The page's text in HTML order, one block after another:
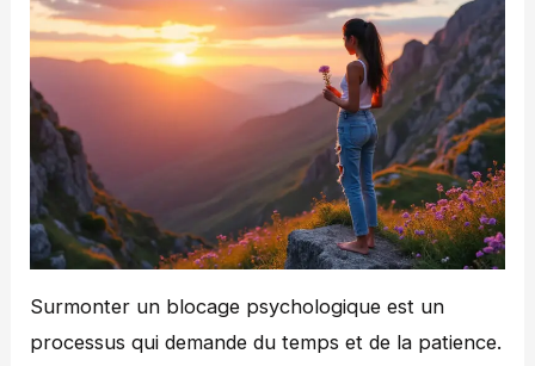
Surmonter un blocage psychologique est un
processus qui demande du temps et de la patience.